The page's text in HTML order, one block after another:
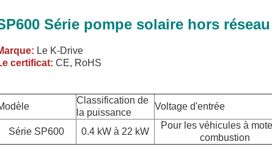
Série pompe solaire hors réseau
Le K-Drive
certificat: CE, RoHS
Classification de
la puissance
Voltage d'entrée
Série SP600 0.4 kW à 22 kW
Pour les véhicules à
combustion